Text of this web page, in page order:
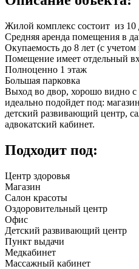
Жилой комплекс состоит из 10
Средняя аренда помещения в
Окупаемость до 8 лет (с
Помещение имеет отдельный
Полноценно 1 этаж
Большая парковка
Выход во двор, хорошо видно с
идеально подойдет под:
детский развивающий центр,
адвокатский кабинет.
Подходит под:
Центр здоровья
Магазин
Салон красоты
Оздоровительный центр
Офис
Детский развивающий центр
Пункт выдачи
Медкабинет
Массажный кабинет